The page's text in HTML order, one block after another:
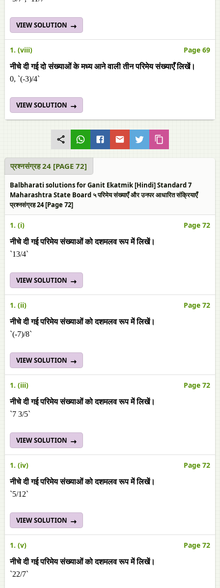
VIEW SOLUTION
1. (viii) Page 69
नीचे दी गई दो संख्याओं के मध्य आने वाली तीन परिमेय संख्याएँ लिखें।
0, `(-3)/4`
VIEW SOLUTION
प्रश्नसंग्रह 24 [PAGE 72]
Balbharati solutions for Ganit Ekatmik [Hindi] Standard 7
Maharashtra State Board ५ परिमेय संख्याएँ और उनपर आधारित संक्रियाएँ
प्रश्नसंग्रह 24 [Page 72]
1. (i) Page 72
नीचे दी गई परिमेय संख्याओं को दशमलव रूप में लिखें।
`13/4`
VIEW SOLUTION
1. (ii) Page 72
नीचे दी गई परिमेय संख्याओं को दशमलव रूप में लिखें।
`(-7)/8`
VIEW SOLUTION
1. (iii) Page 72
नीचे दी गई परिमेय संख्याओं को दशमलव रूप में लिखें।
`7 3/5`
VIEW SOLUTION
1. (iv) Page 72
नीचे दी गई परिमेय संख्याओं को दशमलव रूप में लिखें।
`5/12`
VIEW SOLUTION
1. (v) Page 72
नीचे दी गई परिमेय संख्याओं को दशमलव रूप में लिखें।
`22/7`